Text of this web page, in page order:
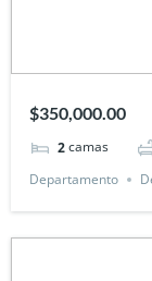
$350,000.00
2camas
Departamento